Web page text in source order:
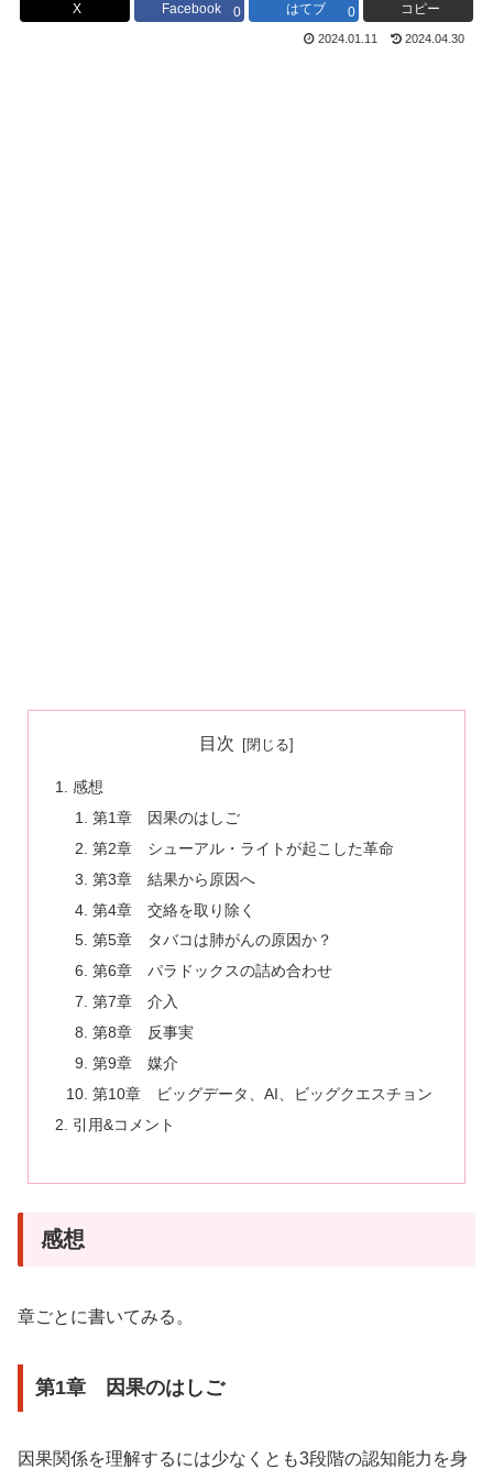
X Facebook 0 はてブ 0 コピー
2024.01.11 2024.04.30
目次
感想
第1章 因果のはしご
第2章 シューアル・ライトが起こした革命
第3章 結果から原因へ
第4章 交絡を取り除く
第5章 タバコは肺がんの原因か？
第6章 パラドックスの詰め合わせ
第7章 介入
第8章 反事実
第9章 媒介
第10章 ビッグデータ、AI、ビッグクエスチョン
引用&コメント
感想
章ごとに書いてみる。
第1章 因果のはしご
因果関係を理解するには少なくとも3段階の認知能力を身